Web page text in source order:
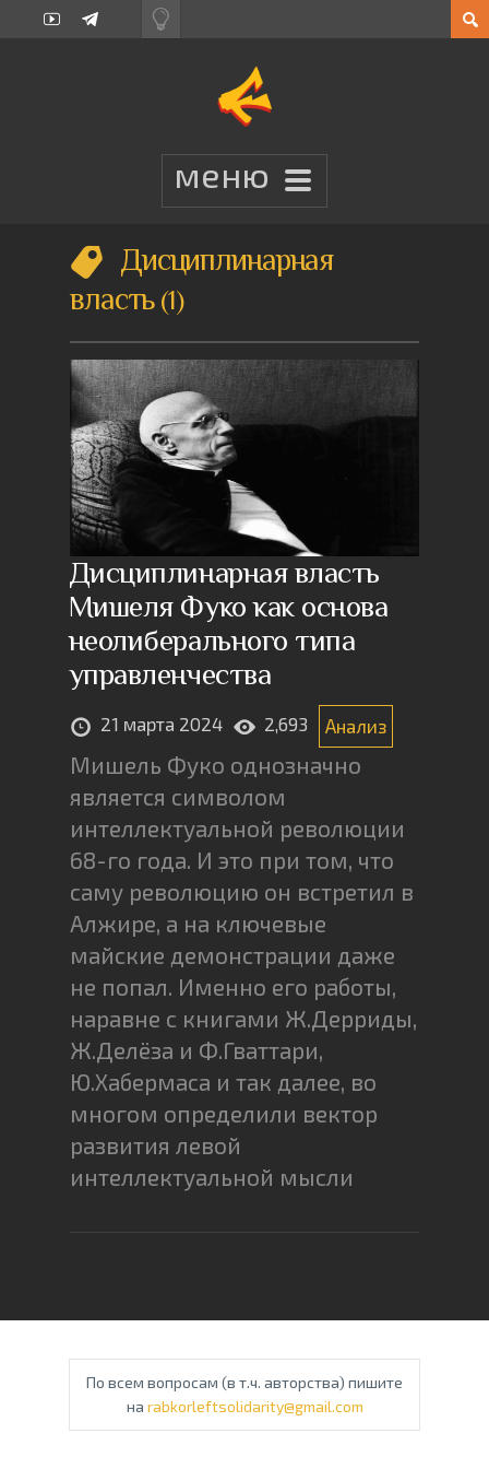
Дисциплинарная
власть 1
Дисциплинарная власть
Мишеля Фуко как основа
неолиберального типа
управленчества
21 марта 2024 2,693 Анализ
Мишель Фуко однозначно
является символом
интеллектуальной революции
68-го года. И это при том, что
саму революцию он встретил в
Алжире, а на ключевые
майские демонстрации даже
не попал. Именно его работы,
наравне с книгами Ж.Дерриды,
Ж.Делёза и Ф.Гваттари,
Ю.Хабермаса и так далее, во
многом определили вектор
развития левой
интеллектуальной мысли
По всем вопросам (в т.ч. авторства) пишите
на rabkorleftsolidarity@gmail.com